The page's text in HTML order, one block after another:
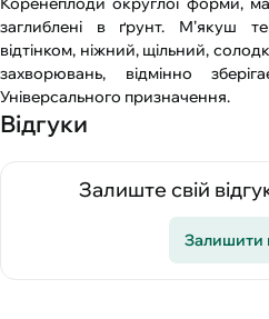
заглиблені в ґрунт. М’якуш
відтінком, ніжний, щільний,
захворювань, відмінно
Універсального призначення.
Відгуки
Залиште свій
Залишити